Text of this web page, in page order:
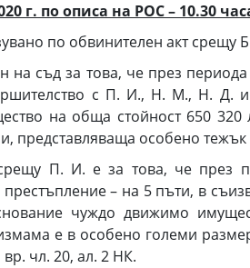
г. по описа на РОС – 10.30
по обвинителен акт срещу
на съд за това, че през
с П. И., Н. М., Н. Д. и
на обща стойност 650 320
представляваща особено тежък
П. И. е за това, че през
– на 5 пъти, в
чуждо движимо
е в особено големи
вр. чл. 20, ал. 2 НК.